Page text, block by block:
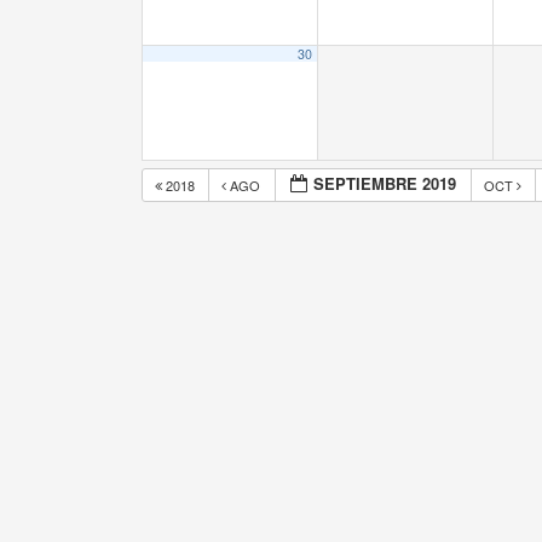
30
2018 AGO SEPTIEMBRE 2019 OCT